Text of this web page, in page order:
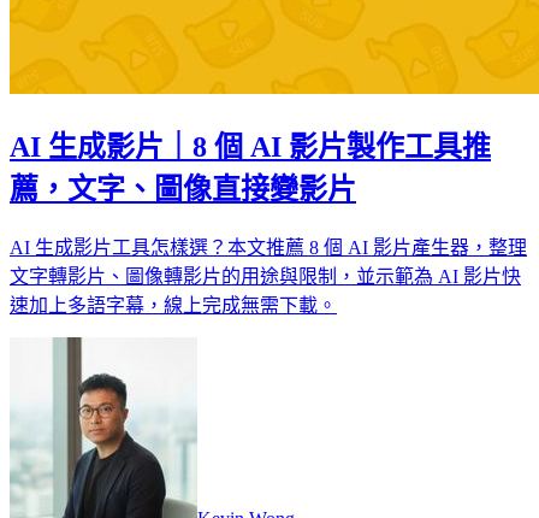
AI 生成影片｜8 個 AI 影片製作工具推
薦，文字、圖像直接變影片
AI 生成影片工具怎樣選？本文推薦 8 個 AI 影片產生器，整理
文字轉影片、圖像轉影片的用途與限制，並示範為 AI 影片快
速加上多語字幕，線上完成無需下載。